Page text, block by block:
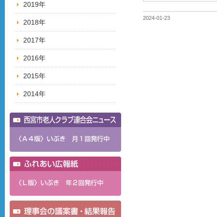
2024-01-23
2019年
2018年
2017年
2016年
2015年
2014年